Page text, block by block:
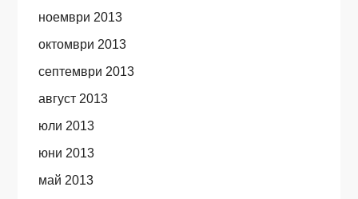
ноември 2013
октомври 2013
септември 2013
август 2013
юли 2013
юни 2013
май 2013